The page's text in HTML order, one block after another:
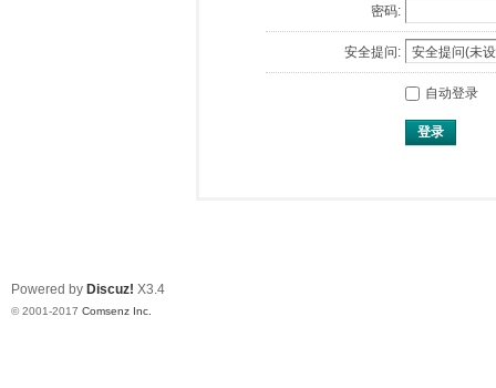
密码:
安全提问:
自动登录
登录
Powered by Discuz! X3.4
© 2001-2017 Comsenz Inc.